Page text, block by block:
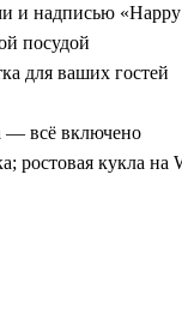
и надписью
посудой
для ваших гостей
— всё включено
ростoвая кукла